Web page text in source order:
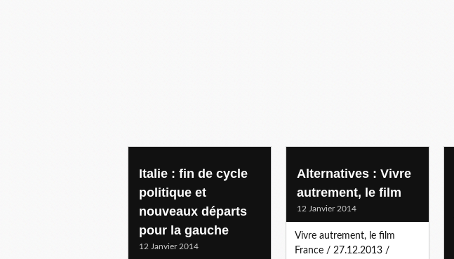
Italie : fin de cycle
politique et
nouveaux départs
pour la gauche
12 Janvier 2014
Alternatives : Vivre
autrement, le film
12 Janvier 2014
Vivre autrement, le film
France / 27.12.2013 /